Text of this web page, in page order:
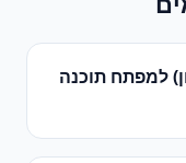
למפתח תוכנה